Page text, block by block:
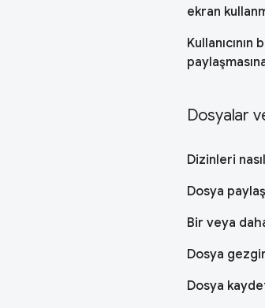
ekran
Dosyalar
Dizinleri
Dosya
Bir veya
Dosya
Dosya